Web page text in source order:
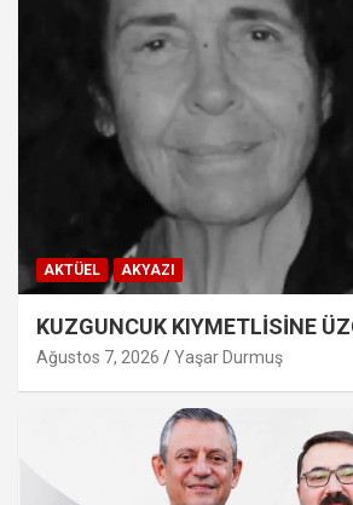
AKTÜEL AKYAZI
KUZGUNCUK KIYMETLİSİNE
Ağustos 7, 2026 Yaşar Durmuş